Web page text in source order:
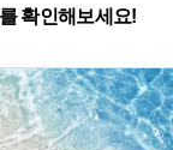
확인해보세요!